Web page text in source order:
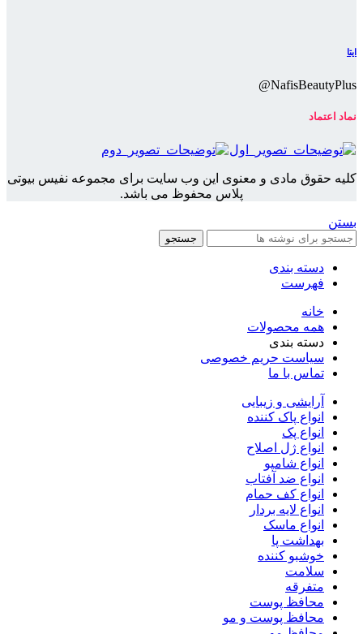
ایتا
NafisBeautyPlus@
نماد اعتماد
کلیه حقوق مادی و معنوی این وب سایت برای مجموعه نفیس بیوتی
پلاس محفوظ می باشد.
بستن
جستجو
دسته بندی
فهرست
خانه
همه محصولات
دسته بندی
سیاست حریم خصوصی
تماس با ما
آرایشی و زیبایی
انواع پاک کننده
انواع پک
انواع ژل اصلاح
انواع شامپو
انواع ضد آفتاب
انواع کف حمام
انواع لایه بردار
انواع ماسک
بهداشت پا
خوشبو کننده
سلامت
متفرقه
محافظ پوست
محافظ پوست و مو